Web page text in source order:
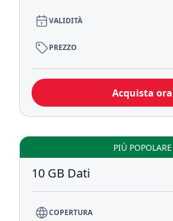
VALIDITÀ
PREZZO
Acquista ora
PIÙ POPOLARE
10 GB Dati
COPERTURA